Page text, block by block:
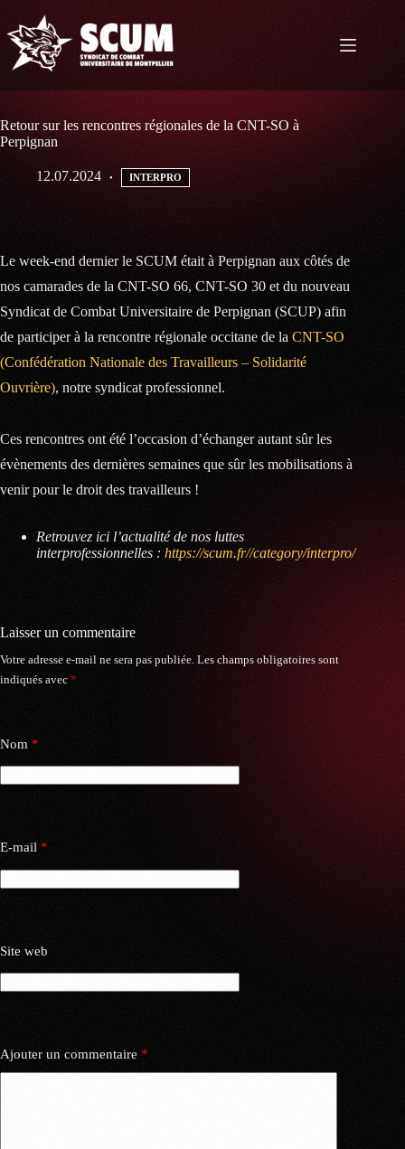
contenu
Retour sur les rencontres régionales de la CNT-SO à
Perpignan
12.07.2024 INTERPRO
Le week-end dernier le SCUM était à Perpignan aux côtés de
nos camarades de la CNT-SO 66, CNT-SO 30 et du nouveau
Syndicat de Combat Universitaire de Perpignan (SCUP) afin
de participer à la rencontre régionale occitane de la CNT-SO
(Confédération Nationale des Travailleurs – Solidarité
Ouvrière), notre syndicat professionnel.
Ces rencontres ont été l’occasion d’échanger autant sûr les
évènements des dernières semaines que sûr les mobilisations à
venir pour le droit des travailleurs !
Retrouvez ici l’actualité de nos luttes
interprofessionnelles : https://scum.fr//category/interpro/
Laisser un commentaire
Votre adresse e-mail ne sera pas publiée. Les champs obligatoires sont
indiqués avec *
Nom *
E-mail *
Site web
Ajouter un commentaire *